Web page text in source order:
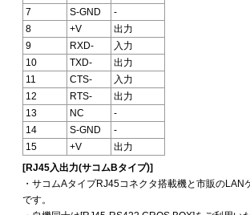
7
S-GND
-
8
+V
出力
9
RXD-
入力
10
TXD-
出力
11
CTS-
入力
12
RTS-
出力
13
NC
-
14
S-GND
-
15
+V
出力
[RJ45入出力(サコムBタイプ)]
・サコムAタイプRJ45コネクタ搭載機と市販のLAN
です。